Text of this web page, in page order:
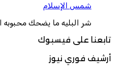
شمس الإسلام
شر البليه ما يضحك محبوبه
تابعنا على فيسبوك
أرشيف فوري نيوز